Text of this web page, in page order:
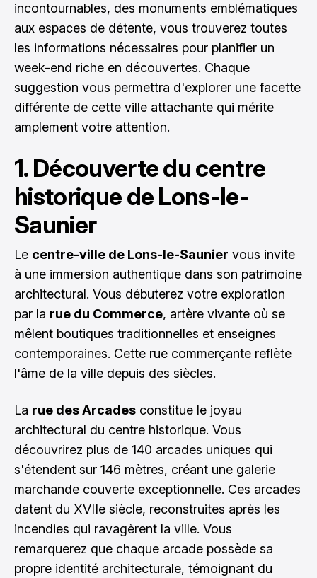
incontournables, des monuments emblématiques
aux espaces de détente, vous trouverez toutes
les informations nécessaires pour planifier un
week-end riche en découvertes. Chaque
suggestion vous permettra d'explorer une facette
différente de cette ville attachante qui mérite
amplement votre attention.
1. Découverte du centre
historique de Lons-le-
Saunier
Le centre-ville de Lons-le-Saunier vous invite
à une immersion authentique dans son patrimoine
architectural. Vous débuterez votre exploration
par la rue du Commerce, artère vivante où se
mêlent boutiques traditionnelles et enseignes
contemporaines. Cette rue commerçante reflète
l'âme de la ville depuis des siècles.
La rue des Arcades constitue le joyau
architectural du centre historique. Vous
découvrirez plus de 140 arcades uniques qui
s'étendent sur 146 mètres, créant une galerie
marchande couverte exceptionnelle. Ces arcades
datent du XVIIe siècle, reconstruites après les
incendies qui ravagèrent la ville. Vous
remarquerez que chaque arcade possède sa
propre identité architecturale, témoignant du